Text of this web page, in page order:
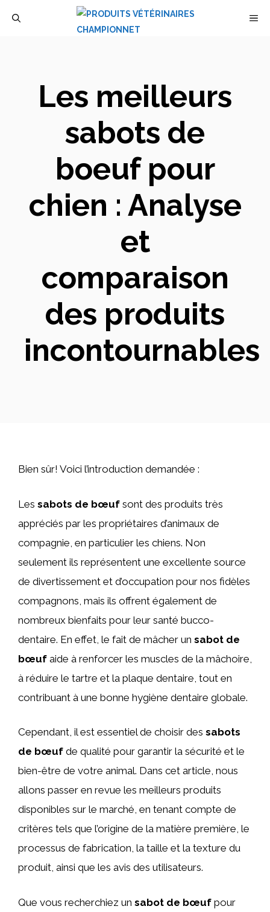
Les meilleurs
sabots de
boeuf pour
chien : Analyse
et
comparaison
des produits
incontournables
Bien sûr! Voici l’introduction demandée :
Les sabots de bœuf sont des produits très
appréciés par les propriétaires d’animaux de
compagnie, en particulier les chiens. Non
seulement ils représentent une excellente source
de divertissement et d’occupation pour nos fidèles
compagnons, mais ils offrent également de
nombreux bienfaits pour leur santé bucco-
dentaire. En effet, le fait de mâcher un sabot de
bœuf aide à renforcer les muscles de la mâchoire,
à réduire le tartre et la plaque dentaire, tout en
contribuant à une bonne hygiène dentaire globale.
Cependant, il est essentiel de choisir des sabots
de bœuf de qualité pour garantir la sécurité et le
bien-être de votre animal. Dans cet article, nous
allons passer en revue les meilleurs produits
disponibles sur le marché, en tenant compte de
critères tels que l’origine de la matière première, le
processus de fabrication, la taille et la texture du
produit, ainsi que les avis des utilisateurs.
Que vous recherchiez un sabot de bœuf pour